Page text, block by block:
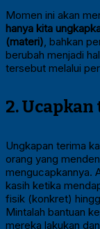
Momen ini akan
hanya kita
(materi), bahkan
berubah menjadi
tersebut melalui
2.
Ungkapan terima
orang yang
mengucapkannya.
kasih ketika
fisik (konkret)
Mintalah bantuan
mereka lakukan